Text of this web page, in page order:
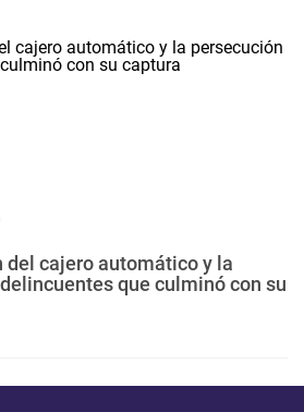
del cajero automático y la
que culminó con su